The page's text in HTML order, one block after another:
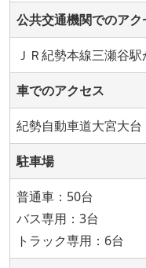
公共交通機関でのアク
ＪＲ紀勢本線三瀬谷
車でのアクセス
紀勢自動車道大宮大
駐車場
普通車：50台
バス専用：3台
トラック専用：6台